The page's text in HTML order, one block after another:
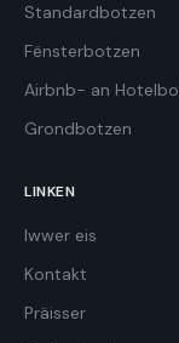
Standardbotzen
Fënsterbotzen
Airbnb- an
Grondbotzen
LINKEN
Iwwer eis
Kontakt
Präisser